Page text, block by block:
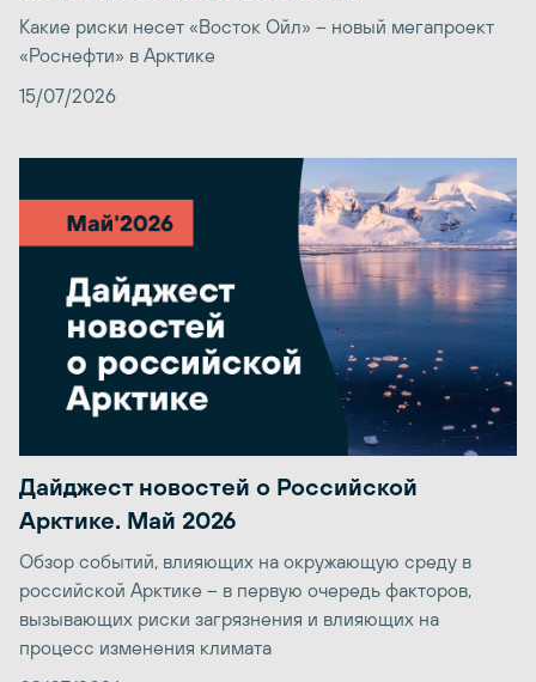
Какие риски несет «Восток Ойл» – новый мегапроект
«Роснефти» в Арктике
15/07/2026
Дайджест новостей о Российской
Арктике. Май 2026
Обзор событий, влияющих на окружающую среду в
российской Арктике – в первую очередь факторов,
вызывающих риски загрязнения и влияющих на
процесс изменения климата